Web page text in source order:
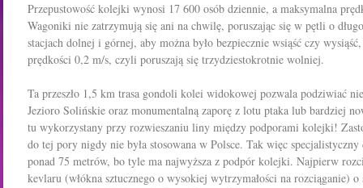
Przepustowość kolejki wynosi 17 600 osób dziennie, a maksymalna
Wagoniki nie zatrzymują się ani na chwilę, poruszając się w pętli o
stacjach dolnej i górnej, aby można było bezpiecznie wsiąść czy
prędkości 0,2 m/s, czyli poruszają się trzydziestokrotnie wolniej.
Ta przeszło 1,5 km trasa gondoli kolei widokowej pozwala podziwiać
Jezioro Solińskie oraz monumentalną zaporę z lotu ptaka lub bardziej
tu wykorzystany przy rozwieszaniu liny między podporami kolejki!
do tej pory nigdy nie była stosowana w Polsce. Tak więc
ponad 75 metrów, bo tyle ma najwyższa z podpór kolejki. Najpierw
kevlaru (włókna sztucznego o wysokiej wytrzymałości na rozciąganie)